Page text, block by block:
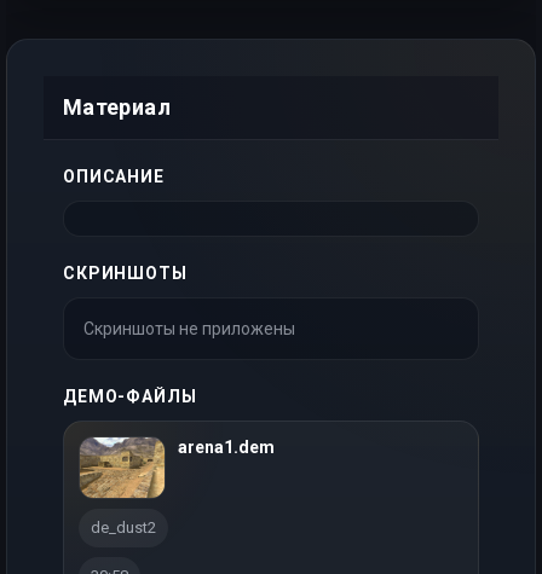
Материал
ОПИСАНИЕ
СКРИНШОТЫ
Скриншоты не приложены
ДЕМО-ФАЙЛЫ
arena1.dem
de_dust2